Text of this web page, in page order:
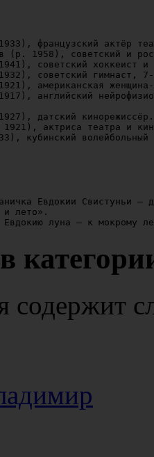
французский актёр
(р. 1958), советский и
советский хоккеист
советский гимнаст,
американская
английский
датский кинорежиссёр.
актриса театра и
Евдокии Свистуньи —
и лето».
содержит